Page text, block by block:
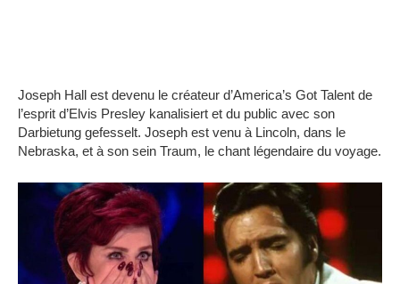
Joseph Hall est devenu le créateur d’America’s Got Talent de
l’esprit d’Elvis Presley kanalisiert et du public avec son
Darbietung gefesselt. Joseph est venu à Lincoln, dans le
Nebraska, et à son sein Traum, le chant légendaire du voyage.